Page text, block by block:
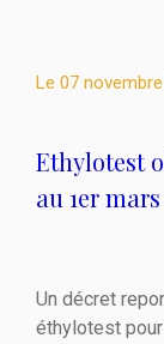
Le 07
Ethylotest
au 1er mars
Un décret
éthylotest